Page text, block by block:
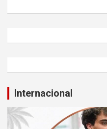
Internacional